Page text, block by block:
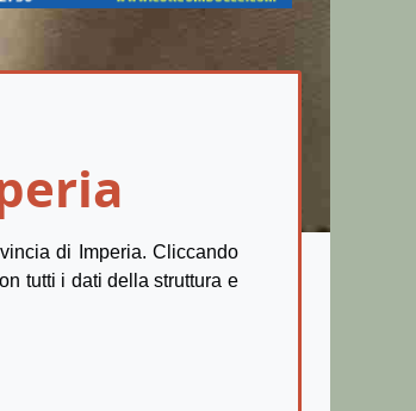
di Imperia. Cliccando
tutti i dati della struttura e